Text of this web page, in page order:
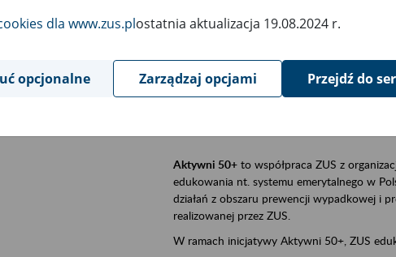
promocja aktywności zawodowej osób
zachęcanie do świadomego planowania
ZUS przez działania informacyjne i
kontynuowaniu aktywności zawodowej,
Aktywni 50+to współpraca ZUS z
edukowania nt. systemu emerytalnego w
działań z obszaru prewencji wypadkowej i
realizowanej przez ZUS.
W ramach inicjatywy Aktywni 50+, ZUS
dla www.zus.plostatnia aktualizacja 19.08.2024 r.
opcjonalne Zarządzaj opcjami Przejdź do